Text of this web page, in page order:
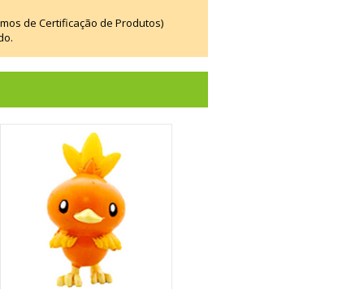
de Certificação de Produtos)